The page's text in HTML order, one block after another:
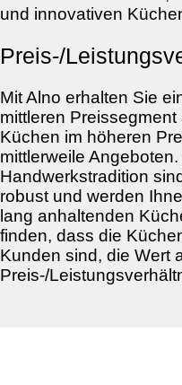
und innovativen
Preis-/
Mit Alno erhalten Sie
mittleren
Küchen im höheren
mittlerweile
Handwerkstradition
robust und werden
lang anhaltenden
finden, dass die
Kunden sind, die Wert
Preis-/